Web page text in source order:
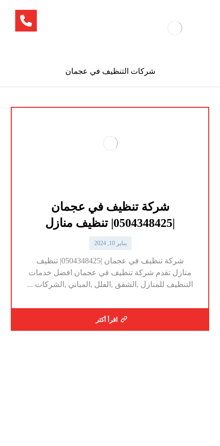
شركات التنظيف في عجمان
شركة تنظيف في عجمان
|0504348425| تنظيف منازل
يناير 10, 2024
شركة تنظيف في عجمان |0504348425| تنظيف
منازل تقدم شركة تنظيف في عجمان افضل خدمات
التنظيف للمنازل ,الشقق ,الفلل ,المباني ,الشركات ...
اقرأ أكثر